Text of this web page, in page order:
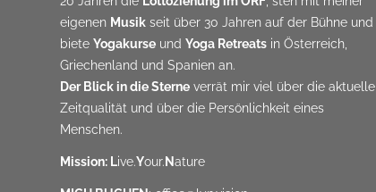
eigenen Musik seit über 30 Jahren auf der Bühne und
biete Yogakurse und Yoga Retreats in Österreich,
Griechenland und Spanien an.
Der Blick in die Sterne verrät mir viel über die aktuelle
Zeitqualität und über die Persönlichkeit eines
Menschen.
Mission: Live.Your. Nature